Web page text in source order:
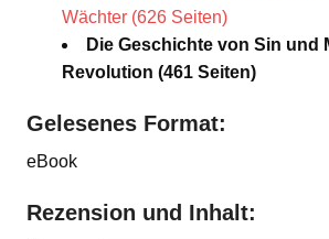
Wächter (626 Seiten)
Die Geschichte von Sin und
Revolution (461 Seiten)
Gelesenes Format:
eBook
Rezension und Inhalt: